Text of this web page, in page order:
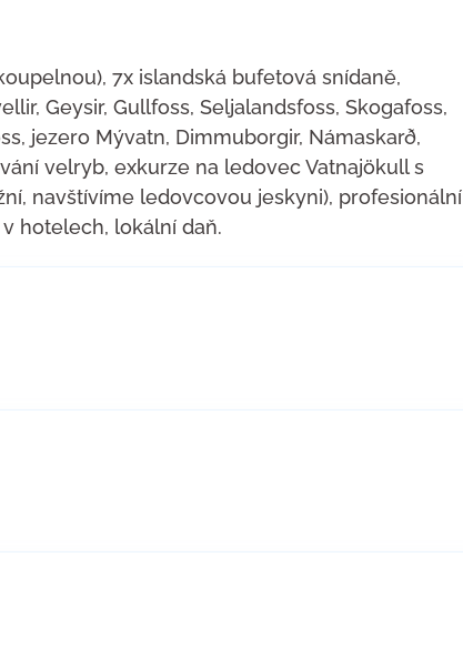
7x islandská bufetová snídaně,
Geysir, Gullfoss, Seljalandsfoss, Skogafoss,
jezero Mývatn, Dimmuborgir, Námaskarð,
velryb, exkurze na ledovec Vatnajökull s
navštívíme ledovcovou jeskyni), profesionální
hotelech, lokální daň.